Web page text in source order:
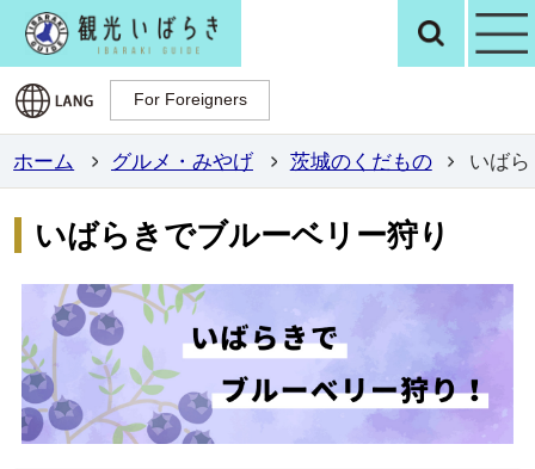
観光いばらき検
For Foreigners
For Foreigners
ホーム グルメ・みやげ 茨城のくだもの いば
いばらきでブルーベリー狩り